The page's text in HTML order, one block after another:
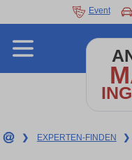
Event
❯ EXPERTEN-FINDEN ❯